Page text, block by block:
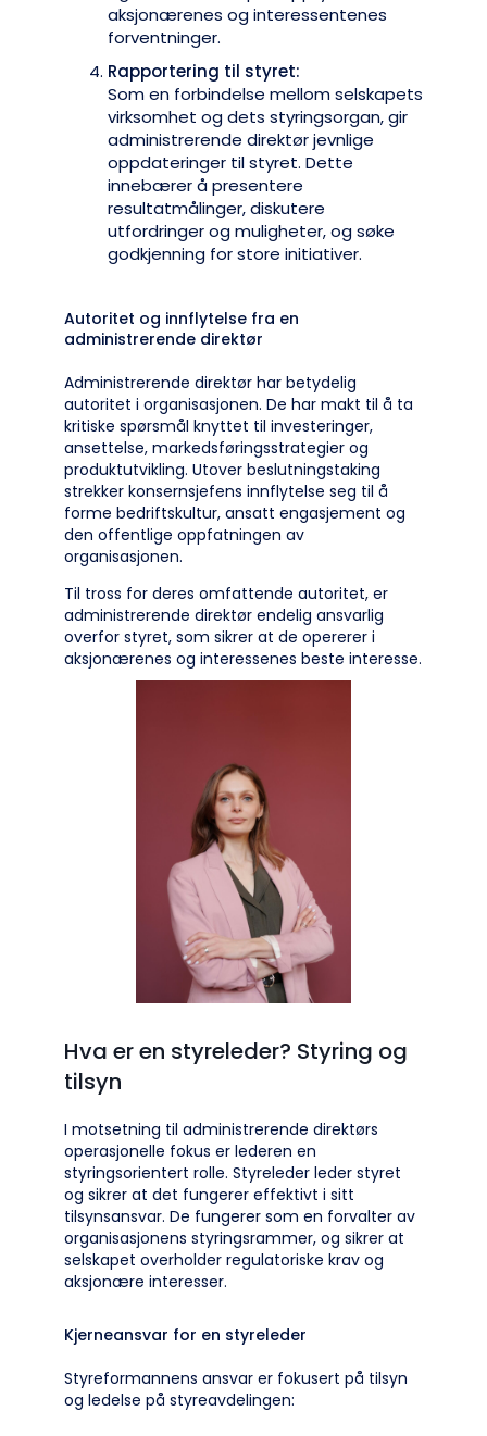
aksjonærenes og interessentenes
forventninger.
Rapportering til styret:
Som en forbindelse mellom selskapets
virksomhet og dets styringsorgan, gir
administrerende direktør jevnlige
oppdateringer til styret. Dette
innebærer å presentere
resultatmålinger, diskutere
utfordringer og muligheter, og søke
godkjenning for store initiativer.
Autoritet og innflytelse fra en
administrerende direktør
Administrerende direktør har betydelig
autoritet i organisasjonen. De har makt til å ta
kritiske spørsmål knyttet til investeringer,
ansettelse, markedsføringsstrategier og
produktutvikling. Utover beslutningstaking
strekker konsernsjefens innflytelse seg til å
forme bedriftskultur, ansatt engasjement og
den offentlige oppfatningen av
organisasjonen.
Til tross for deres omfattende autoritet, er
administrerende direktør endelig ansvarlig
overfor styret, som sikrer at de opererer i
aksjonærenes og interessenes beste interesse.
Hva er en styreleder? Styring og
tilsyn
I motsetning til administrerende direktørs
operasjonelle fokus er lederen en
styringsorientert rolle. Styreleder leder styret
og sikrer at det fungerer effektivt i sitt
tilsynsansvar. De fungerer som en forvalter av
organisasjonens styringsrammer, og sikrer at
selskapet overholder regulatoriske krav og
aksjonære interesser.
Kjerneansvar for en styreleder
Styreformannens ansvar er fokusert på tilsyn
og ledelse på styreavdelingen: